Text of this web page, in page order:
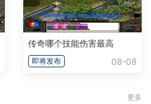
传奇哪个技能伤害最高
即将发布 08-08
更多